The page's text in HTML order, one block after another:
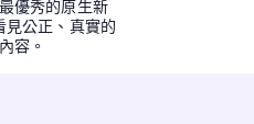
優秀的原生新
見公正、真實的
容。